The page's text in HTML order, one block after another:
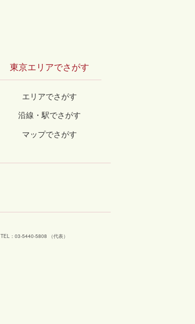
東京エリアでさがす
エリアでさがす
沿線・駅でさがす
マップでさがす
TEL：03-5440-5808 （代表）